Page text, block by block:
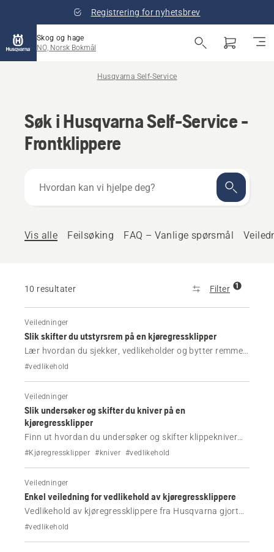
Registrering for nyhetsbrev
Skog og hage
NO, Norsk Bokmål
Husqvarna Self-Service
Søk i Husqvarna Self-Service -
Frontklippere
kan
deg?
Vis alle Feilsøking FAQ – Vanlige spørsmål
10 resultater Filter 1
Veiledninger
Slik skifter du utstyrsrem på en kjøregressklipper
Lær hvordan du sjekker, vedlikeholder og bytter remmen
på Husqvarna-kjøregressklipperen. Enkle
#vedlikehold
Veiledninger
Slik undersøker og skifter du kniver på en
kjøregressklipper
Finn ut hvordan du undersøker og skifter klippekniver
på din Husqvarna-kjøregressklipper.
#Kjøregressklipper #kniver #vedlikehold
Veiledninger
Enkel veiledning for vedlikehold av kjøregressklippere
Vedlikehold av kjøregressklippere fra Husqvarna gjort
enkelt. Finn ut hva du kan gjøre selv hjemme, og når du
#vedlikehold